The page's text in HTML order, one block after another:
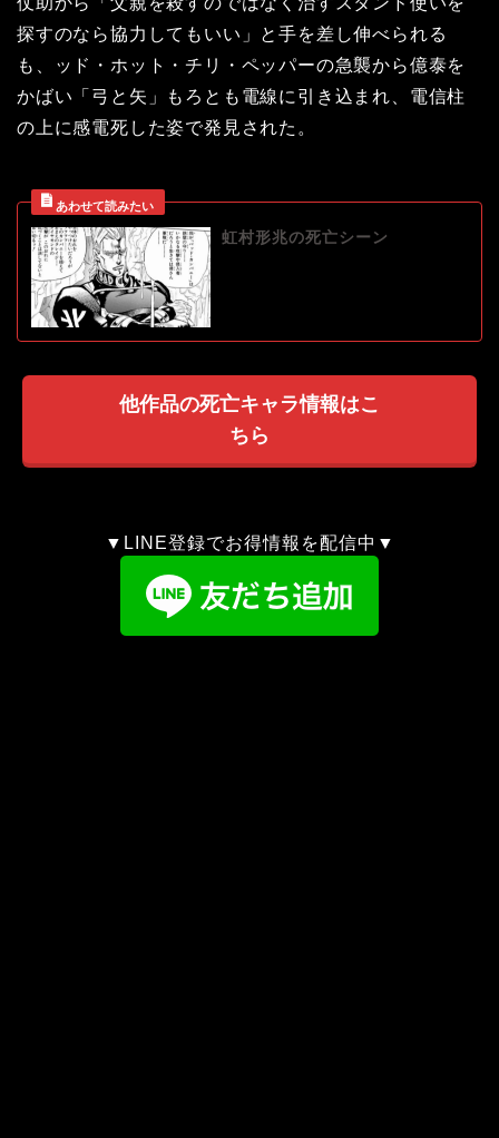
探すのなら協力してもいい」と手を差し伸べられる
も、ッド・ホット・チリ・ペッパーの急襲から億泰を
かばい「弓と矢」もろとも電線に引き込まれ、電信柱
の上に感電死した姿で発見された。
虹村形兆の死亡シーン
他作品の死亡キャラ情報はこ
ちら
▼LINE登録でお得情報を配信中▼